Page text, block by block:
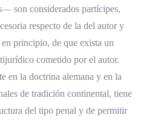
europeo
del autor del delito
son considerados partícipes,
respecto de la del autor y
principio, de que exista un
cometido por el autor.
en la doctrina alemana y en la
de tradición continental, tiene
del tipo penal y de permitir